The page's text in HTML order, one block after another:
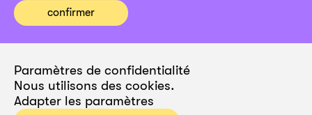
Paramètres de confidentialité
Nous utilisons des cookies.
Adapter les paramètres